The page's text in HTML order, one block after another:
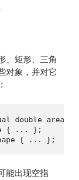
、矩形、三角
对象，并对它
double
{ ... };
{ ... };
能出现空指